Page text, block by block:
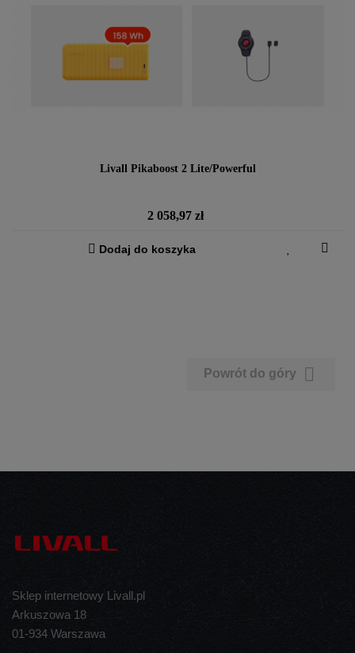
Livall Pikaboost 2 Lite/Powerful
Cena
2 058,97 zł
Dodaj do koszyka
Powrót do góry 
Sklep internetowy Livall.pl
Arkuszowa 18
01-934 Warszawa